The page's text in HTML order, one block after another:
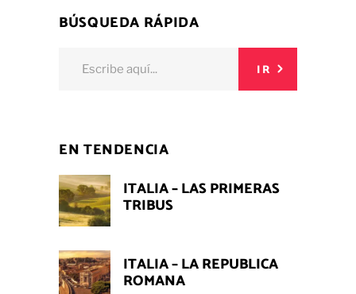
BÚSQUEDA RÁPIDA
IR
EN TENDENCIA
ITALIA – LAS PRIMERAS
TRIBUS
ITALIA – LA REPUBLICA
ROMANA